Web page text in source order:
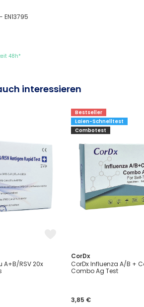
48h*
interessieren
A+B/RSV 20x
Bestseller
Laien-Schnelltest
Combotest
CorDx
CorDx Influenza A/B +
Combo Ag Test
3,85 €